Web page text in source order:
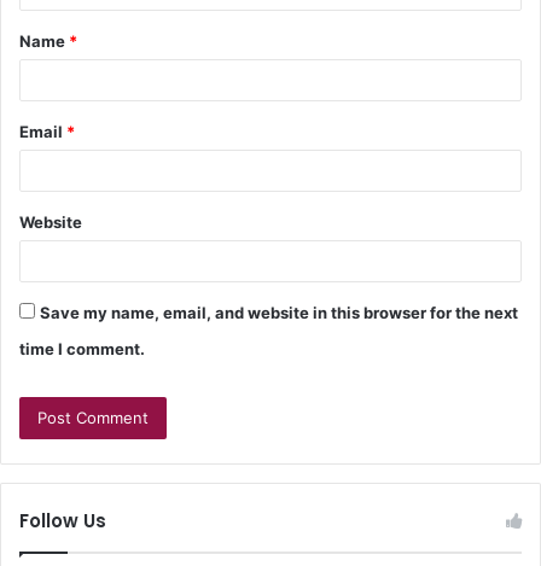
Name *
Email *
Website
Save my name, email, and website in this browser for the next
time I comment.
Follow Us